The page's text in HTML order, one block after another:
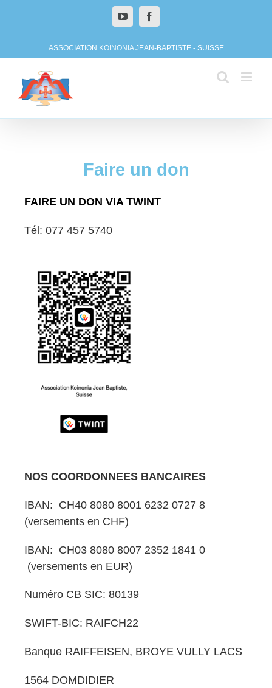
ASSOCIATION KOÏNONIA JEAN-BAPTISTE - SUISSE
Faire un don
FAIRE UN DON VIA TWINT
Tél: 077 457 5740
NOS COORDONNEES BANCAIRES
IBAN: CH40 8080 8001 6232 0727 8
(versements en CHF)
IBAN: CH03 8080 8007 2352 1841 0
(versements en EUR)
Numéro CB SIC: 80139
SWIFT-BIC: RAIFCH22
Banque RAIFFEISEN, BROYE VULLY LACS
1564 DOMDIDIER